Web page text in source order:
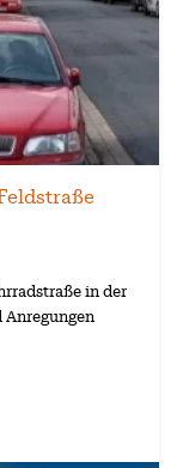
in der
Anregungen